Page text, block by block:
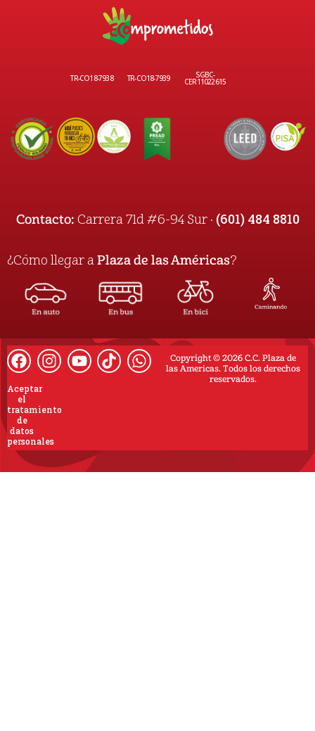
TR-CO18-7938 TR-CO18-7939 SGBC-
CER11022615
Contacto: Carrera 71d #6-94 Sur · (601) 484 8810
¿Cómo llegar a Plaza de las Américas?
Copyright © 2026 C.C. Plaza de
las Americas. Todos los derechos
reservados.
Aceptar
el
tratamiento
de
datos
personales